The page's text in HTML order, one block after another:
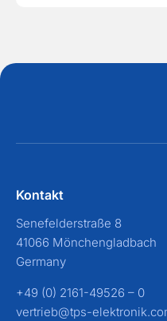
Kontakt
Senefelderstraße 8
41066 Mönchengladbach
Germany
+49 (0) 2161-49526 – 0
vertrieb@tps-